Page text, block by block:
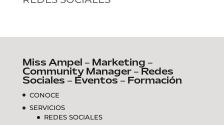
Miss Ampel – Marketing –
Community Manager – Redes
Sociales – Eventos – Formación
CONOCE
SERVICIOS
REDES SOCIALES